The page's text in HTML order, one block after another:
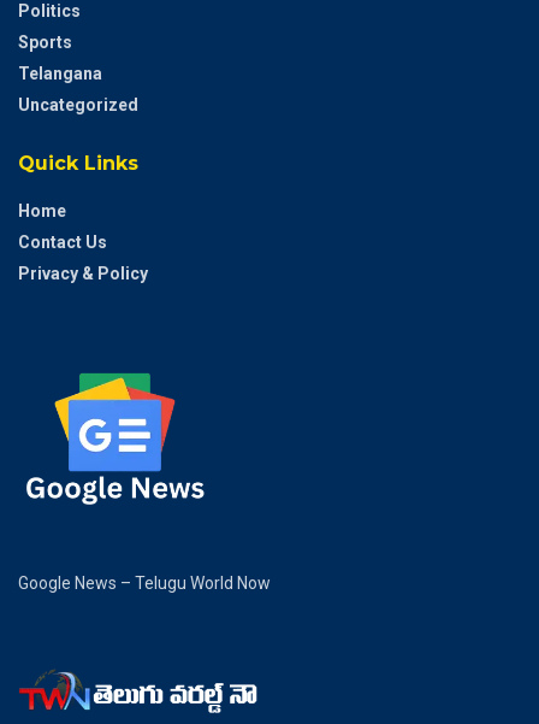
Politics
Sports
Telangana
Uncategorized
Quick Links
Home
Contact Us
Privacy & Policy
Google News – Telugu World Now